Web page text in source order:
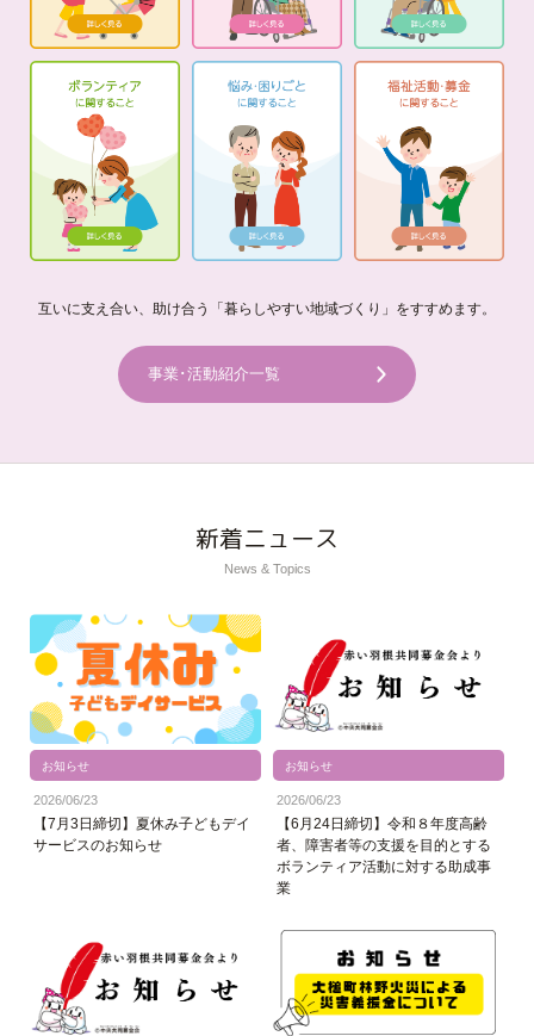
互いに支え合い、助け合う「暮らしやすい地域づくり」をすすめます。
事業･活動紹介一覧
新着ニュース
News & Topics
お知らせ
2026/06/23
【7月3日締切】夏休み子どもデイ
サービスのお知らせ
お知らせ
2026/06/23
【6月24日締切】令和８年度高齢
者、障害者等の支援を目的とする
ボランティア活動に対する助成事
業